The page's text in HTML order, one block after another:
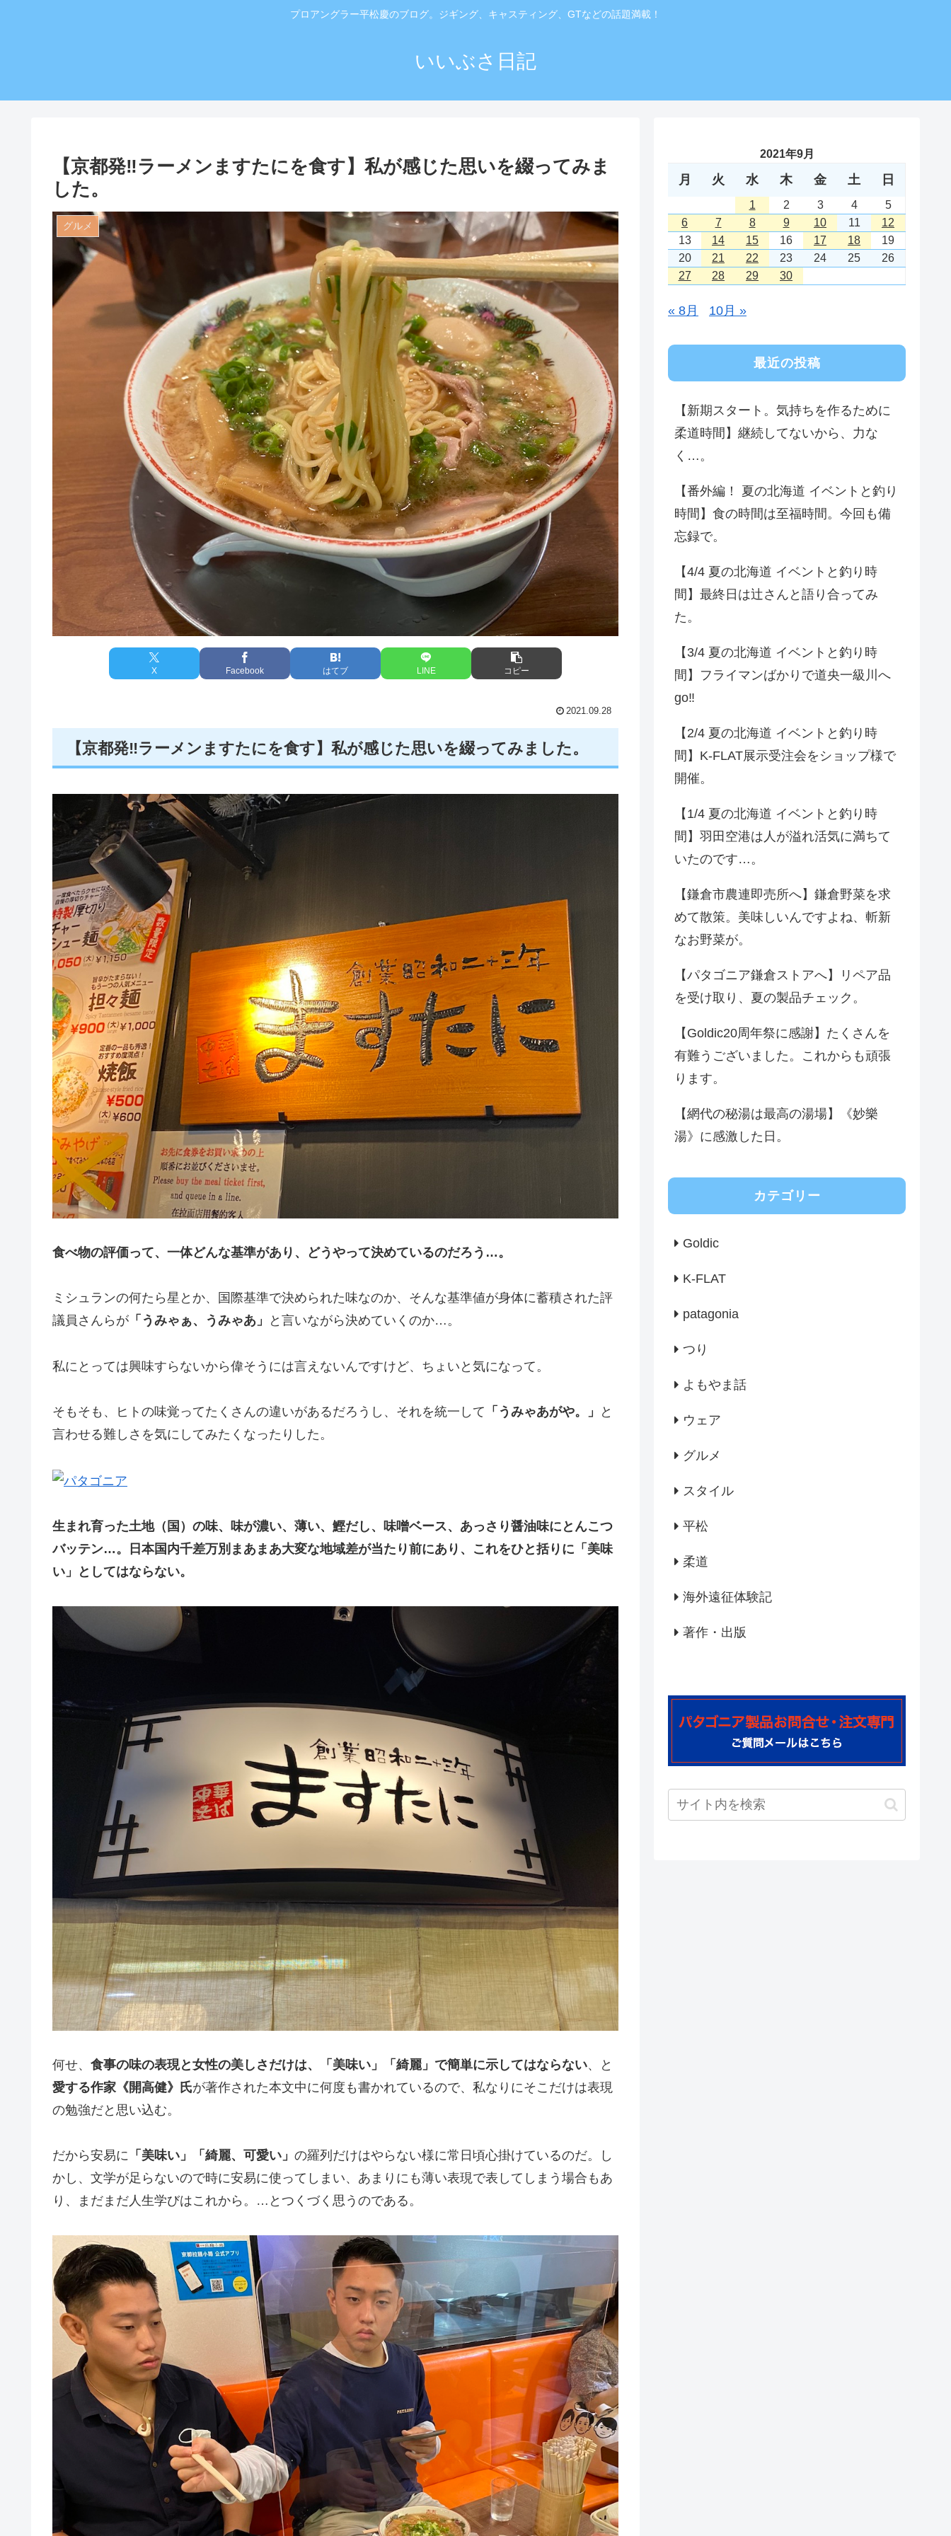
プロアングラー平松慶のブログ。ジギング、キャスティング、GTなどの話題満載！
いいぶさ日記
【京都発‼️ラーメンますたにを食す】私が感じた思いを綴ってみま
した。
グルメ
X Facebook はてブ LINE コピー
2021.09.28
【京都発‼️ラーメンますたにを食す】私が感じた思いを綴ってみました。
食べ物の評価って、一体どんな基準があり、どうやって決めているのだろう…。
ミシュランの何たら星とか、国際基準で決められた味なのか、そんな基準値が身体に蓄積された評
議員さんらが 「うみゃぁ、うみゃあ」 と言いながら決めていくのか…。
私にとっては興味すらないから偉そうには言えないんですけど、ちょいと気になって。
そもそも、ヒトの味覚ってたくさんの違いがあるだろうし、それを統一して 「うみゃあがや。」
と
言わせる難しさを気にしてみたくなったりした。
生まれ育った土地（国）の味、味が濃い、薄い、鰹だし、味噌ベース、あっさり醤油味にとんこつ
バッテン…。日本国内千差万別まあまあ大変な地域差が当たり前にあり、これをひと括りに「美味
い」としてはならない。
何せ、 食事の味の表現と女性の美しさだけは、「美味い」「綺麗」で簡単に示してはならない、と
愛する作家《開高健》氏が著作された本文中に何度も書かれているので、私なりにそこだけは表現
の勉強だと思い込む。
だから安易に 「美味い」「綺麗、可愛い」 の羅列だけはやらない様に常日頃心掛けているのだ。し
かし、文学が足らないので時に安易に使ってしまい、あまりにも薄い表現で表してしまう場合もあ
り、まだまだ人生学びはこれから。…とつくづく思うのである。
2021年9月
月 火 水 木 金 土 日
1 2 3 4
5
6
7 8 9 10 11
12
13
14 15 16 17 18
19
20
21 22 23 24 25
26
27
28 29 30
« 8月 10月 »
最近の投稿
【新期スタート。気持ちを作るために
柔道時間】継続してないから、力な
く…。
【番外編！ 夏の北海道 イベントと釣り
時間】食の時間は至福時間。今回も備
忘録で。
【4/4 夏の北海道 イベントと釣り時
間】最終日は辻さんと語り合ってみ
た。
【3/4 夏の北海道 イベントと釣り時
間】フライマンばかりで道央一級川へ
go‼️
【2/4 夏の北海道 イベントと釣り時
間】K-FLAT展示受注会をショップ様で
開催。
【1/4 夏の北海道 イベントと釣り時
間】羽田空港は人が溢れ活気に満ちて
いたのです…。
【鎌倉市農連即売所へ】鎌倉野菜を求
めて散策。美味しいんですよね、斬新
なお野菜が。
【パタゴニア鎌倉ストアへ】リペア品
を受け取り、夏の製品チェック。
【Goldic20周年祭に感謝】たくさんを
有難うございました。これからも頑張
ります。
【網代の秘湯は最高の湯場】《妙樂
湯》に感激した日。
カテゴリー
Goldic
K-FLAT
patagonia
つり
よもやま話
ウェア
グルメ
スタイル
平松
柔道
海外遠征体験記
著作・出版